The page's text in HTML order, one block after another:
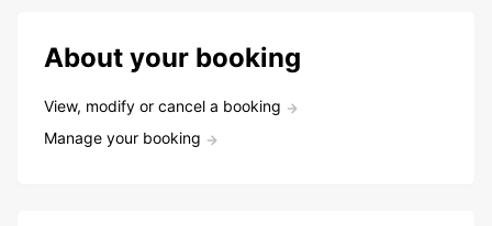
About your booking
View, modify or cancel a booking
Manage your booking